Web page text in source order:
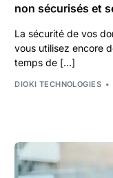
non sécurisés et
La sécurité de vos
vous utilisez encore
temps de […]
DIOKI TECHNOLOGIES